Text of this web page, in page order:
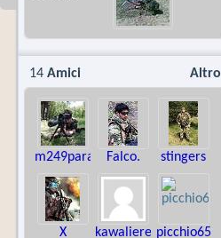
Altro
14 Amici
m249para Falco. stingers
X
kawaliereoscuro
picchio65